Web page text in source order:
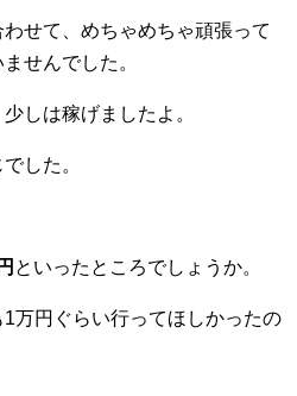
せて、めちゃめちゃ頑張って
せんでした。
しは稼げましたよ。
した。
といったところでしょうか。
万円ぐらい行ってほしかったの